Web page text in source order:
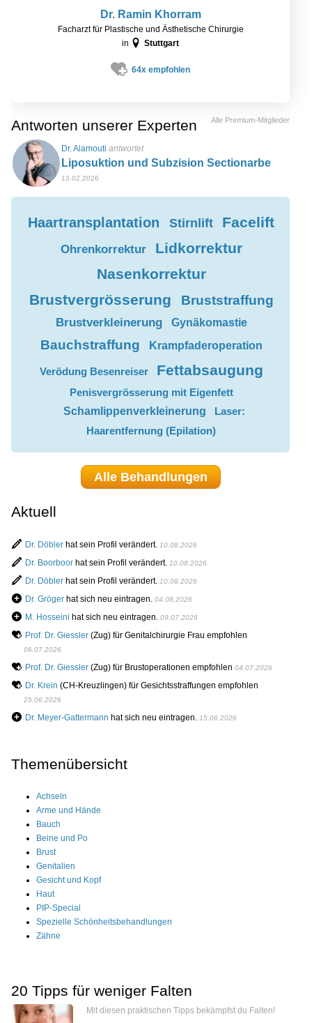
Dr. Ramin Khorram
Facharzt für Plastische und Ästhetische Chirurgie
in
Stuttgart
64x empfohlen
Alle Premium-Mitglieder
Antworten unserer Experten
Dr. Alamouti antwortet
Liposuktion und Subzision Sectionarbe
13.02.2026
Haartransplantation Stirnlift Facelift
Ohrenkorrektur
Lidkorrektur
Nasenkorrektur
Brustvergrösserung
Bruststraffung
Brustverkleinerung Gynäkomastie
Bauchstraffung Krampfaderoperation
Verödung Besenreiser Fettabsaugung
Penisvergrösserung mit Eigenfett
Schamlippenverkleinerung
Laser:
Haarentfernung (Epilation)
Alle Behandlungen
Aktuell
Dr. Döblerhat sein Profil verändert. 10.08.2026
Dr. Boorboorhat sein Profil verändert. 10.08.2026
Dr. Döblerhat sein Profil verändert. 10.08.2026
Dr. Grögerhat sich neu eintragen. 04.08.2026
M. Hosseini hat sich neu eintragen. 09.07.2026
Prof. Dr. Giessler(Zug) für Genitalchirurgie Frau empfohlen
06.07.2026
Prof. Dr. Giessler(Zug) für Brustoperationen empfohlen 04.07.2026
Dr. Krein (CH-Kreuzlingen) für Gesichtsstraffungen empfohlen
25.06.2026
Dr. Meyer-Gattermann hat sich neu eintragen. 15.06.2026
Themenübersicht
Achseln
Arme und Hände
Bauch
Beine und Po
Brust
Genitalien
Gesicht und Kopf
Haut
PIP-Special
Spezielle Schönheitsbehandlungen
Zähne
20 Tipps für weniger Falten
Mit diesen praktischen Tipps bekämpfst du Falten!